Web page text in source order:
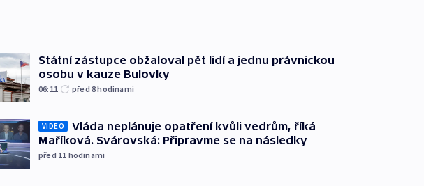
Státní zástupce obžaloval pět lidí a jednu právnickou
osobu v kauze Bulovky
06:11 před 8hodinami
VIDEO
Vláda neplánuje opatření kvůli vedrům, říká
Maříková. Svárovská: Připravme se na následky
před 11 hodinami